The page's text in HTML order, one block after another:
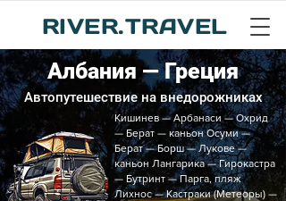
RIVER.TRAVEL
Албания — Греция
Автопутешествие на внедорожниках
Кишинев — Арбанаси — Охрид
— Берат — каньон Осуми —
Берат — Борш — Лукове —
каньон Лангарика — Гирокастра
— Бутринт — Парга, пляж
Лихнос — Кастраки (Метеоры) —